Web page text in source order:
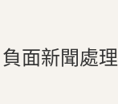
負面新聞處理